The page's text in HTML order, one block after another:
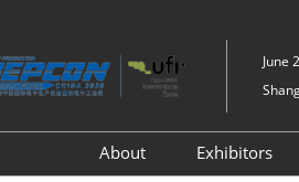
June
About
Exhibitors